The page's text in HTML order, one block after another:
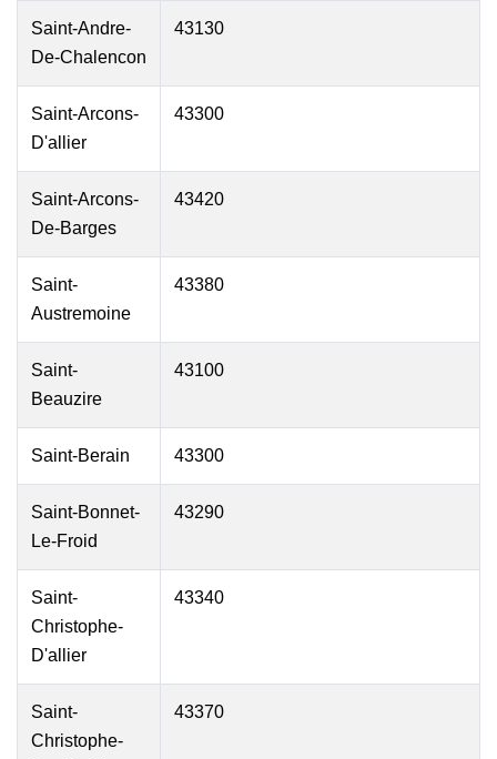
Saint-Andre-
De-Chalencon
43130
Saint-Arcons-
D'allier
43300
Saint-Arcons-
De-Barges
43420
Saint-
Austremoine
43380
Saint-
Beauzire
43100
Saint-Berain 43300
Saint-Bonnet-
Le-Froid
43290
Saint-
Christophe-
D'allier
43340
Saint-
Christophe-
43370